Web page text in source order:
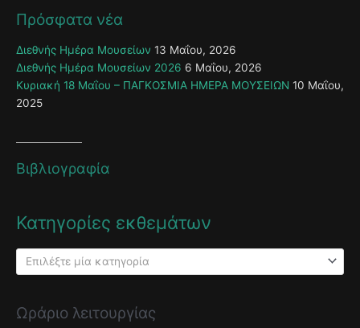
Πρόσφατα νέα
Διεθνής Ημέρα Μουσείων 13 Μαΐου, 2026
Διεθνής Ημέρα Μουσείων 2026 6 Μαΐου, 2026
Κυριακή 18 Μαΐου – ΠΑΓΚΟΣΜΙΑ ΗΜΕΡΑ ΜΟΥΣΕΙΩΝ 10 Μαΐου,
2025
Βιβλιογραφία
Κατηγορίες εκθεμάτων
Επιλέξτε μία κατηγορία
Ωράριο λειτουργίας